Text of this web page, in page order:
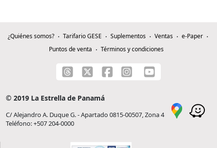
¿Quiénes somos? Tarifario GESE Suplementos Ventas
e-Paper
Puntos de venta
Términos y condiciones
© 2019 La Estrella de Panamá
C/ Alejandro A. Duque G. - Apartado 0815-00507, Zona 4
Teléfono: +507 204-0000